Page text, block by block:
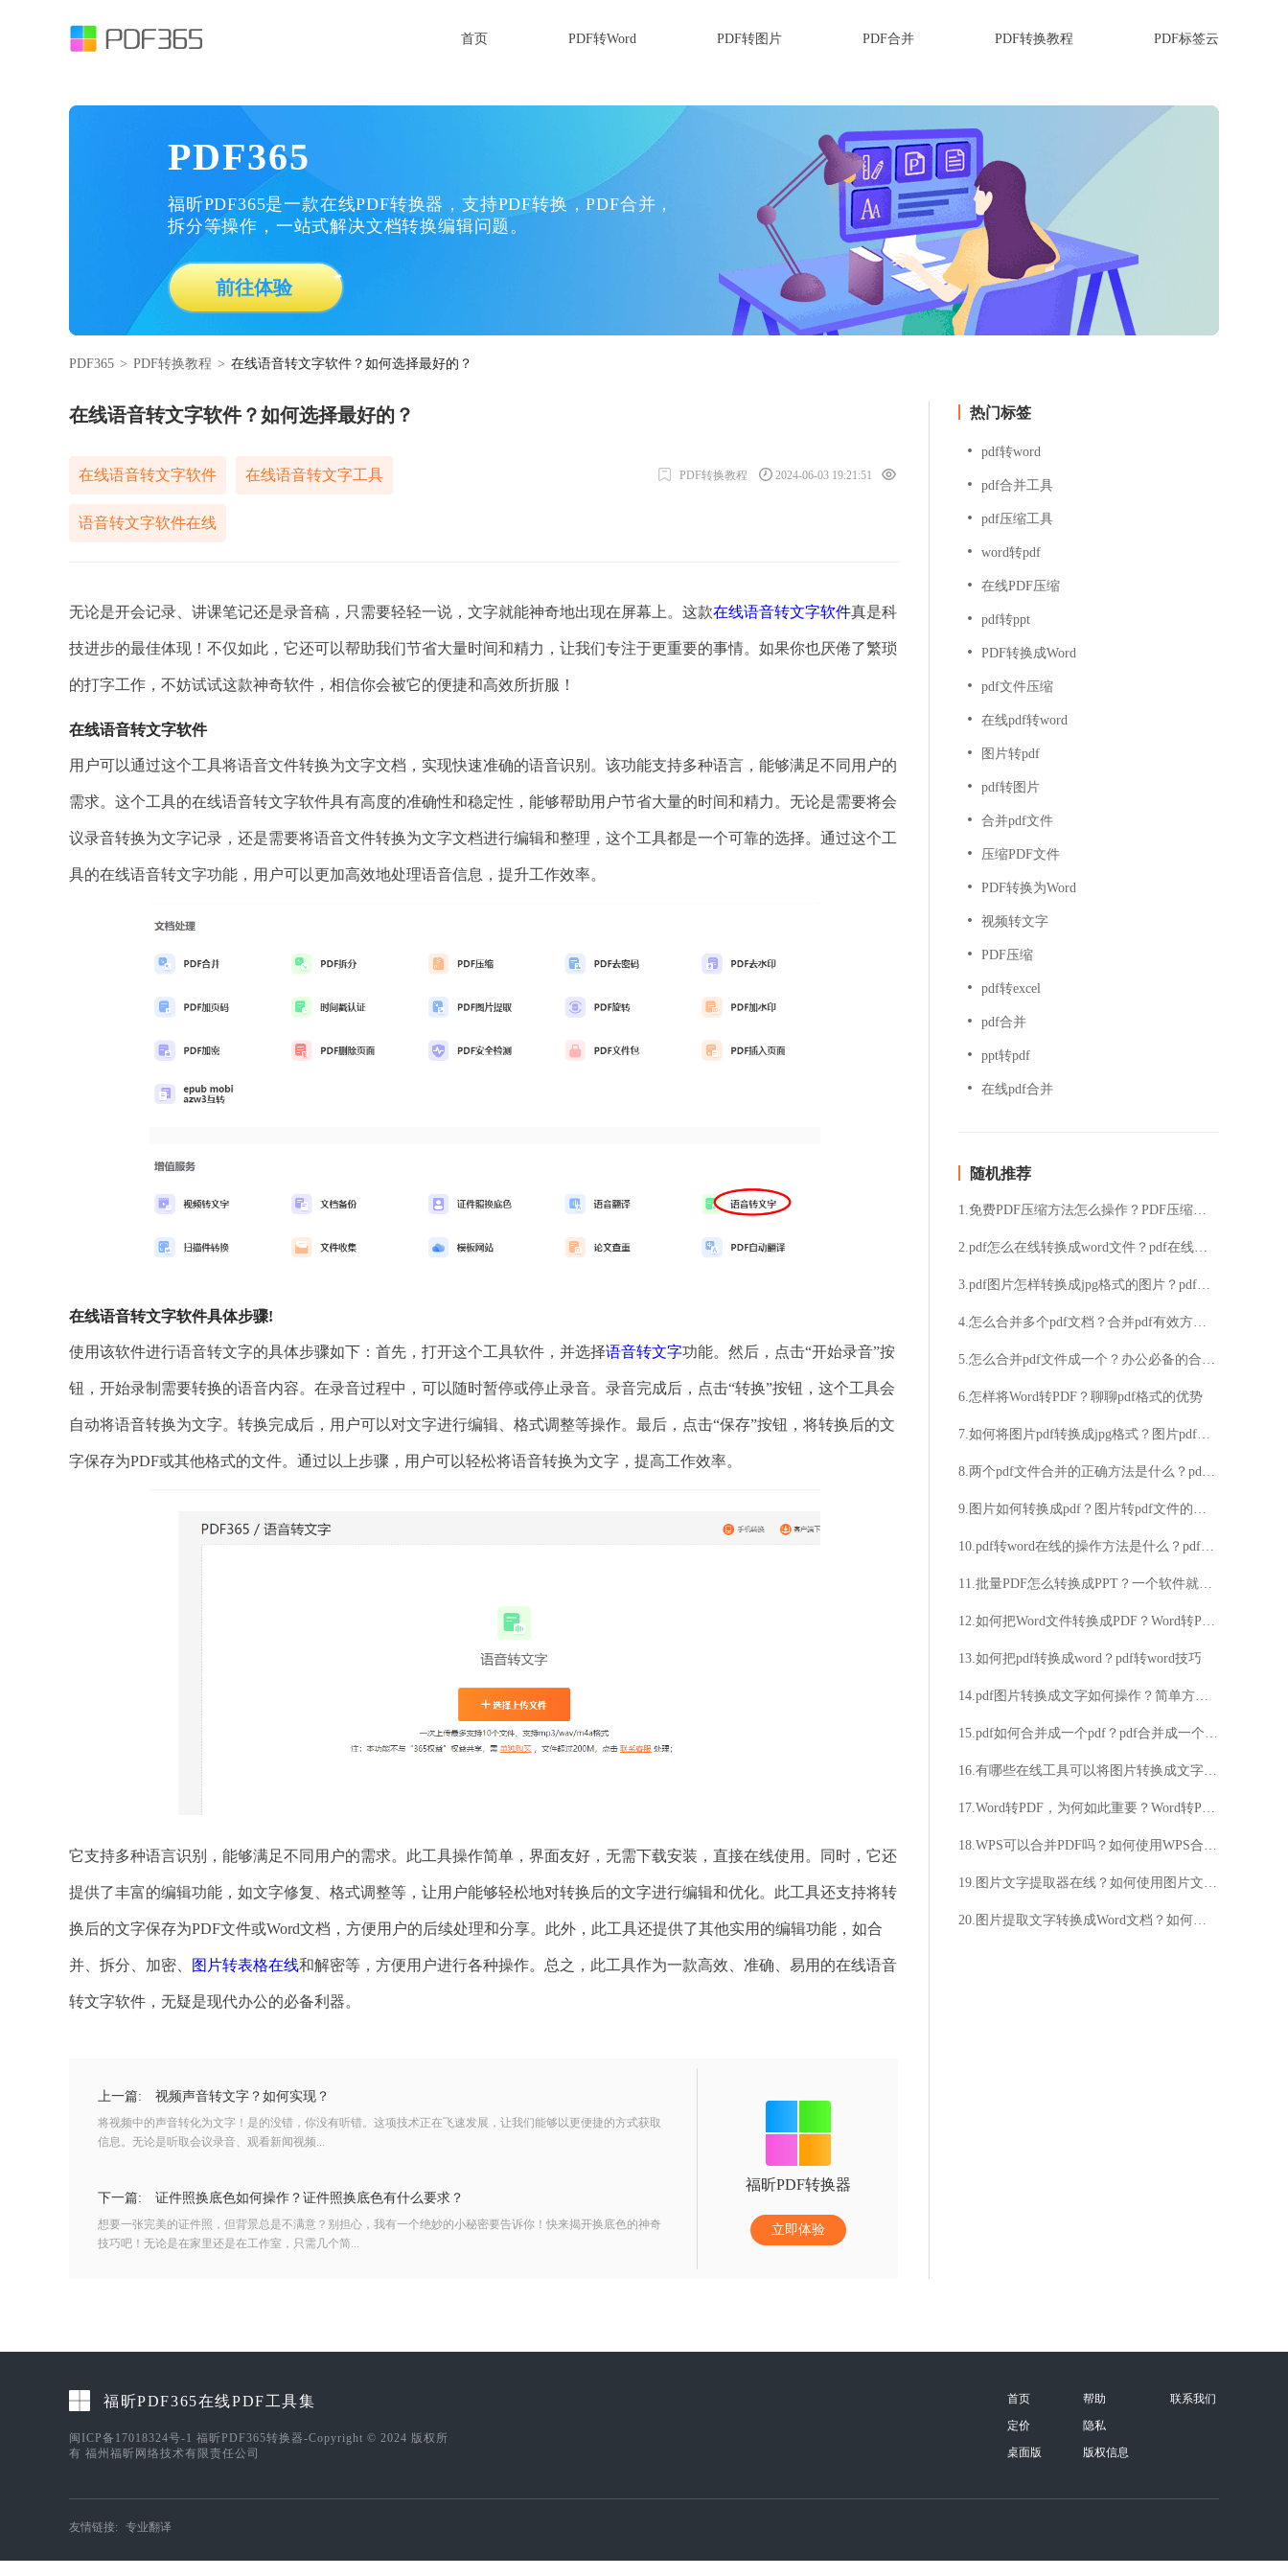
首页 PDF转Word PDF转图片 PDF合并 PDF转换教程 PDF标签云
PDF365
福昕PDF365是一款在线PDF转换器，支持PDF转换，PDF合并，
拆分等操作，一站式解决文档转换编辑问题。
前往体验
PDF365 > PDF转换教程 > 在线语音转文字软件？如何选择最好的？
在线语音转文字软件？如何选择最好的？
在线语音转文字软件 在线语音转文字工具
语音转文字软件在线
PDF转换教程 2024-06-03 19:21:51
无论是开会记录、讲课笔记还是录音稿，只需要轻轻一说，文字就能神奇地出现在屏幕上。这款在线语音转文字软件真是科
技进步的最佳体现！不仅如此，它还可以帮助我们节省大量时间和精力，让我们专注于更重要的事情。如果你也厌倦了繁琐
的打字工作，不妨试试这款神奇软件，相信你会被它的便捷和高效所折服！
在线语音转文字软件
用户可以通过这个工具将语音文件转换为文字文档，实现快速准确的语音识别。该功能支持多种语言，能够满足不同用户的
需求。这个工具的在线语音转文字软件具有高度的准确性和稳定性，能够帮助用户节省大量的时间和精力。无论是需要将会
议录音转换为文字记录，还是需要将语音文件转换为文字文档进行编辑和整理，这个工具都是一个可靠的选择。通过这个工
具的在线语音转文字功能，用户可以更加高效地处理语音信息，提升工作效率。
在线语音转文字软件具体步骤!
使用该软件进行语音转文字的具体步骤如下：首先，打开这个工具软件，并选择语音转文字功能。然后，点击“开始录音”按
钮，开始录制需要转换的语音内容。在录音过程中，可以随时暂停或停止录音。录音完成后，点击“转换”按钮，这个工具会
自动将语音转换为文字。转换完成后，用户可以对文字进行编辑、格式调整等操作。最后，点击“保存”按钮，将转换后的文
字保存为PDF或其他格式的文件。通过以上步骤，用户可以轻松将语音转换为文字，提高工作效率。
它支持多种语言识别，能够满足不同用户的需求。此工具操作简单，界面友好，无需下载安装，直接在线使用。同时，它还
提供了丰富的编辑功能，如文字修复、格式调整等，让用户能够轻松地对转换后的文字进行编辑和优化。此工具还支持将转
换后的文字保存为PDF文件或Word文档，方便用户的后续处理和分享。此外，此工具还提供了其他实用的编辑功能，如合
并、拆分、加密、 图片转表格在线和解密等，方便用户进行各种操作。总之，此工具作为一款高效、准确、易用的在线语音
转文字软件，无疑是现代办公的必备利器。
上一篇: 视频声音转文字？如何实现？
将视频中的声音转化为文字！是的没错，你没有听错。这项技术正在飞速发展，让我们能够以更便捷的方式获取
信息。无论是听取会议录音、观看新闻视频...
下一篇: 证件照换底色如何操作？证件照换底色有什么要求？
想要一张完美的证件照，但背景总是不满意？别担心，我有一个绝妙的小秘密要告诉你！快来揭开换底色的神奇
技巧吧！无论是在家里还是在工作室，只需几个简...
福昕PDF转换器
立即体验
热门标签
pdf转word
pdf合并工具
pdf压缩工具
word转pdf
在线PDF压缩
pdf转ppt
PDF转换成Word
pdf文件压缩
在线pdf转word
图片转pdf
pdf转图片
合并pdf文件
压缩PDF文件
PDF转换为Word
视频转文字
PDF压缩
pdf转excel
pdf合并
ppt转pdf
在线pdf合并
随机推荐
1.免费PDF压缩方法怎么操作？PDF压缩方法分享
2.pdf怎么在线转换成word文件？pdf在线批量转换成word方法分享
3.pdf图片怎样转换成jpg格式的图片？pdf图片转jpg方法介绍
4.怎么合并多个pdf文档？合并pdf有效方法介绍
5.怎么合并pdf文件成一个？办公必备的合并pdf方法介绍！
6.怎样将Word转PDF？聊聊pdf格式的优势
7.如何将图片pdf转换成jpg格式？图片pdf转换成jpg格式的方法
8.两个pdf文件合并的正确方法是什么？pdf合并这个方法非常好用
9.图片如何转换成pdf？图片转pdf文件的技巧
10.pdf转word在线的操作方法是什么？pdf在线转word方法推荐
11.批量PDF怎么转换成PPT？一个软件就解决了
12.如何把Word文件转换成PDF？Word转PDF两个方法分享
13.如何把pdf转换成word？pdf转word技巧
14.pdf图片转换成文字如何操作？简单方法分享
15.pdf如何合并成一个pdf？pdf合并成一个pdf的方法
16.有哪些在线工具可以将图片转换成文字？如何将图片转换成文字的在线工具？
17.Word转PDF，为何如此重要？Word转PDF，省时高效的方法是什么？
18.WPS可以合并PDF吗？如何使用WPS合并PDF？
19.图片文字提取器在线？如何使用图片文字提取器在线？
20.图片提取文字转换成Word文档？如何实现？如何转换成Word文档？
福昕PDF365在线PDF工具集
闽ICP备17018324号-1 福昕PDF365转换器-Copyright © 2024 版权所
有 福州福昕网络技术有限责任公司
首页
定价
桌面版
帮助
隐私
版权信息
联系我们
友情链接: 专业翻译